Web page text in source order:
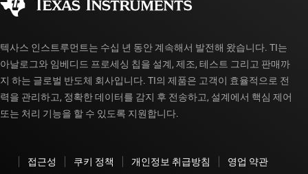
myTI 계정 FAQ
텍사스 인스트루먼트는 수십 년 동안 계속해서 발전해 왔습니다. TI는
아날로그와 임베디드 프로세싱 칩을 설계, 제조, 테스트 그리고 판매까
지 하는 글로벌 반도체 회사입니다. TI의 제품은 고객이 효율적으로 전
력을 관리하고, 정확한 데이터를 감지 후 전송하고, 설계에서 핵심 제어
또는 처리 기능을 할 수 있도록 지원합니다.
접근성 쿠키 정책 개인정보 취급방침
영업 약관